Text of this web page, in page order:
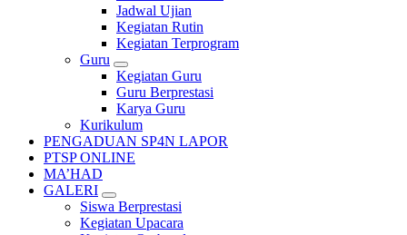
Jadwal Ujian
Kegiatan Rutin
Kegiatan Terprogram
Guru
Kegiatan Guru
Guru Berprestasi
Karya Guru
Kurikulum
PENGADUAN SP4N LAPOR
PTSP ONLINE
MA’HAD
GALERI
Siswa Berprestasi
Kegiatan Upacara